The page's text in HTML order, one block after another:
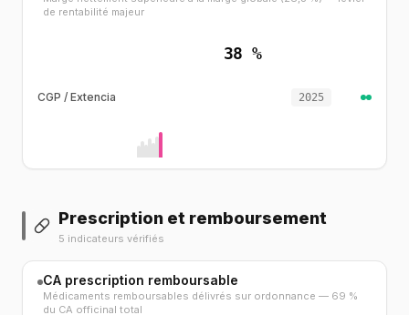
de rentabilité majeur
38 %
CGP / Extencia 2025
Prescription et remboursement
5 indicateurs vérifiés
CA prescription remboursable
Médicaments remboursables délivrés sur ordonnance — 69 %
du CA officinal total